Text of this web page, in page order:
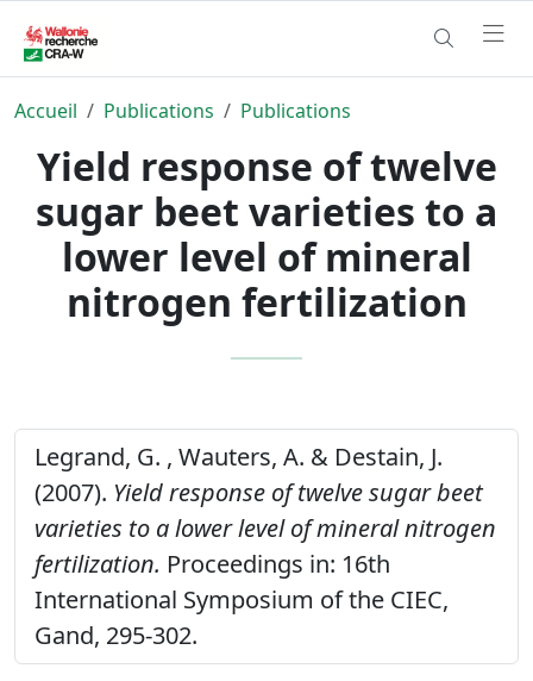
Accueil Publications Publications
Yield response of twelve
sugar beet varieties to a
lower level of mineral
nitrogen fertilization
Legrand, G. , Wauters, A. & Destain, J.
(2007). Yield response of twelve sugar beet
varieties to a lower level of mineral nitrogen
fertilization. Proceedings in: 16th
International Symposium of the CIEC,
Gand, 295-302.